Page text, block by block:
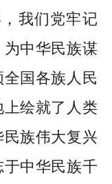
我们党牢记
中华民族谋
国各族人民
绘就了人类
族伟大复兴
中华民族千